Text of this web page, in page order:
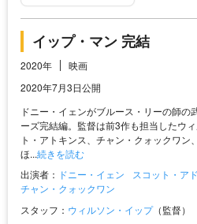
イップ・マン 完結
2020年
映画
2020年7月3日公開
ドニー・イェンがブルース・リーの師の
ーズ完結編。監督は前3作も担当したウ
ト・アトキンス、チャン・クォックワ
ほ...続きを読む
出演者： ドニー・イェン
スコット・ア
チャン・クォックワン
スタッフ： ウィルソン・イップ（監督）